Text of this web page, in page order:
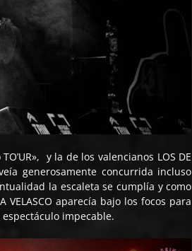
y la de los valencianos LOS DE
generosamente concurrida incluso
la escaleta se cumplía y como
aparecía bajo los focos para
impecable.